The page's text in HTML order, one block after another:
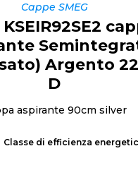
Cappe SMEG
Classe di efficienza
KSEIR92SE2
Argento
D
aspirante 90cm silver